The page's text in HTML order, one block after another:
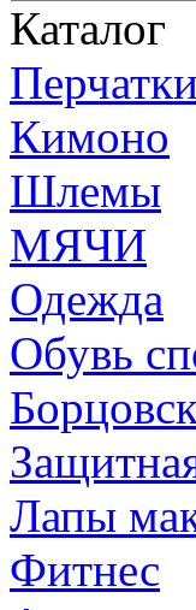
Каталог
Перчатки
Кимоно
Шлемы
МЯЧИ
Одежда
Обувь
Лапы
Фитнес